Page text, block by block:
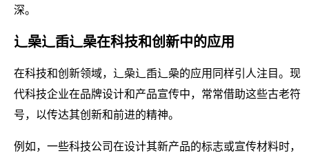
深。
辶喿辶臿辶喿在科技和创新中的应用
在科技和创新领域，辶喿辶臿辶喿的应用同样引人注目。现
代科技企业在品牌设计和产品宣传中，常常借助这些古老符
号，以传达其创新和前进的精神。
例如，一些科技公司在设计其新产品的标志或宣传材料时，